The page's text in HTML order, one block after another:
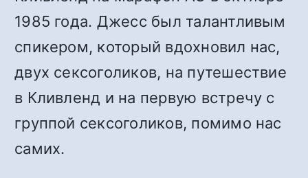
1985 года. Джесс был талантливым
спикером, который вдохновил нас,
двух сексоголиков, на путешествие
в Кливленд и на первую встречу с
группой сексоголиков, помимо нас
самих.